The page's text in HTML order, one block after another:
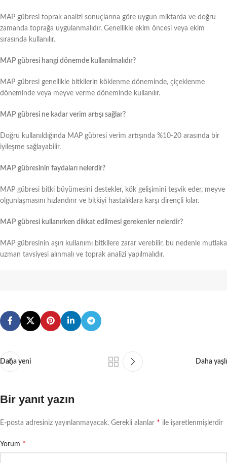
MAP gübresi toprak analizi sonuçlarına göre uygun miktarda ve doğru
zamanda toprağa uygulanmalıdır. Genellikle ekim öncesi veya ekim
sırasında kullanılır.
MAP gübresi hangi dönemde kullanılmalıdır?
MAP gübresi genellikle bitkilerin köklenme döneminde, çiçeklenme
döneminde veya meyve verme döneminde kullanılır.
MAP gübresi ne kadar verim artışı sağlar?
Doğru kullanıldığında MAP gübresi verim artışında %10-20 arasında bir
iyileşme sağlayabilir.
MAP gübresinin faydaları nelerdir?
MAP gübresi bitki büyümesini destekler, kök gelişimini teşvik eder, meyve
olgunlaşmasını hızlandırır ve bitkiyi hastalıklara karşı dirençli kılar.
MAP gübresi kullanırken dikkat edilmesi gerekenler nelerdir?
MAP gübresinin aşırı kullanımı bitkilere zarar verebilir, bu nedenle mutlaka
uzman tavsiyesi alınmalı ve toprak analizi yapılmalıdır.
Daha yeni Daha yaşlı
Bir yanıt yazın
E-posta adresiniz yayınlanmayacak. Gerekli alanlar * ile işaretlenmişlerdir
Yorum *